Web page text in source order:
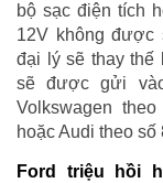
bộ sạc điện tích
12V không được
đại lý sẽ thay thế
sẽ được gửi
Volkswagen
hoặc Audi theo
Ford triệu hồi